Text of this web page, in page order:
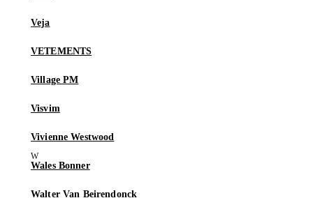
Veja
VETEMENTS
Village PM
Visvim
Vivienne Westwood
Wales Bonner
Walter Van Beirendonck